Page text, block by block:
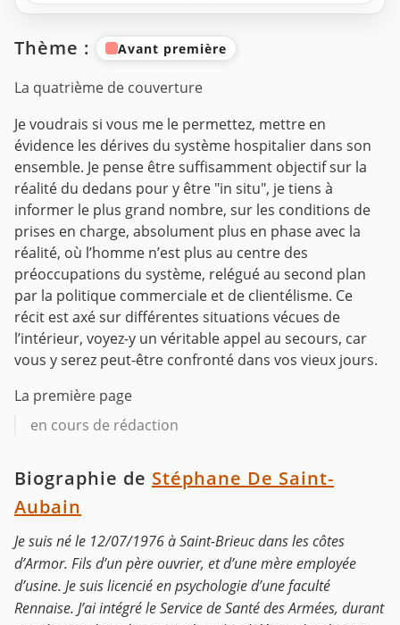
Thème : Avant première
La quatrième de couverture
Je voudrais si vous me le permettez, mettre en
évidence les dérives du système hospitalier dans son
ensemble. Je pense être suffisamment objectif sur la
réalité du dedans pour y être "in situ", je tiens à
informer le plus grand nombre, sur les conditions de
prises en charge, absolument plus en phase avec la
réalité, où l’homme n’est plus au centre des
préoccupations du système, relégué au second plan
par la politique commerciale et de clientélisme. Ce
récit est axé sur différentes situations vécues de
l’intérieur, voyez-y un véritable appel au secours, car
vous y serez peut-être confronté dans vos vieux jours.
La première page
en cours de rédaction
Biographie de Stéphane De Saint-
Aubain
Je suis né le 12/07/1976 à Saint-Brieuc dans les côtes
d’Armor. Fils d’un père ouvrier, et d’une mère employée
d’usine. Je suis licencié en psychologie d’une faculté
Rennaise. J’ai intégré le Service de Santé des Armées, durant